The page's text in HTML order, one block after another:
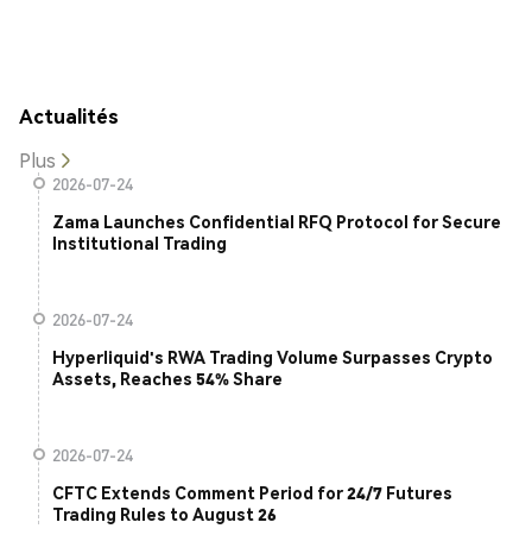
Actualités
Plus
2026-07-24
Zama Launches Confidential RFQ Protocol for Secure
Institutional Trading
2026-07-24
Hyperliquid's RWA Trading Volume Surpasses Crypto
Assets, Reaches 54% Share
2026-07-24
CFTC Extends Comment Period for 24/7 Futures
Trading Rules to August 26